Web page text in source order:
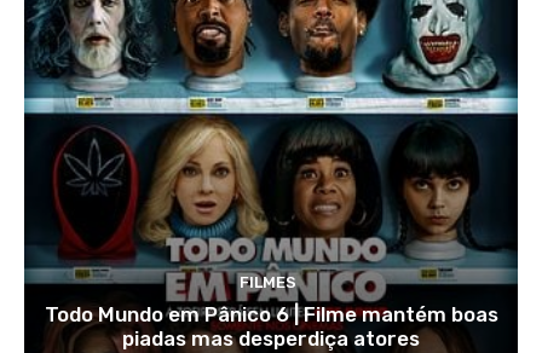
FILMES
Todo Mundo em Pânico 6 | Filme mantém boas
piadas mas desperdiça atores